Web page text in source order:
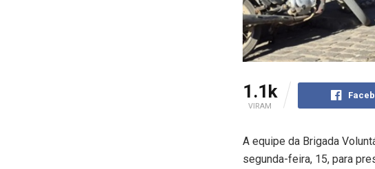
1.1k
VIRAM
A equipe da Brigada
segunda-feira, 15, para